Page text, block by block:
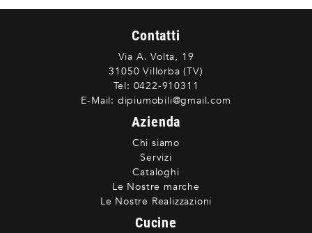
Contatti
Via A. Volta, 19
31050 Villorba (TV)
Tel: 0422-910311
E-Mail: dipiumobili@gmail.com
Azienda
Chi siamo
Servizi
Cataloghi
Le Nostre marche
Le Nostre Realizzazioni
Cucine